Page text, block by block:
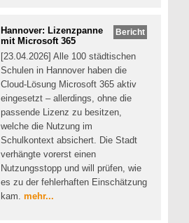
Bericht
Hannover: Lizenzpanne
mit Microsoft 365
[23.04.2026] Alle 100 städtischen
Schulen in Hannover haben die
Cloud-Lösung Microsoft 365 aktiv
eingesetzt – allerdings, ohne die
passende Lizenz zu besitzen,
welche die Nutzung im
Schulkontext absichert. Die Stadt
verhängte vorerst einen
Nutzungsstopp und will prüfen, wie
es zu der fehlerhaften Einschätzung
kam. mehr...